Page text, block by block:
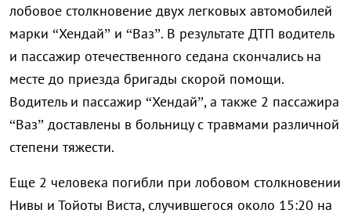
лобовое столкновение двух легковых автомобилей
марки “Хендай” и “Ваз”. В результате ДТП водитель
и пассажир отечественного седана скончались на
месте до приезда бригады скорой помощи.
Водитель и пассажир “Хендай”, а также 2 пассажира
“Ваз” доставлены в больницу с травмами различной
степени тяжести.
Еще 2 человека погибли при лобовом столкновении
Нивы и Тойоты Виста, случившегося около 15:20 на